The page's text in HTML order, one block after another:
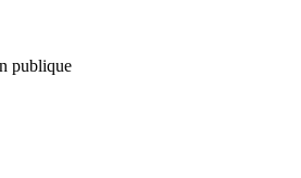
publique